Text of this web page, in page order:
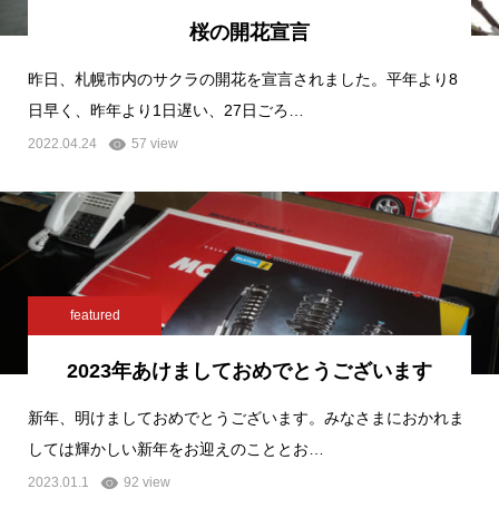
桜の開花宣言
昨日、札幌市内のサクラの開花を宣言されました。平年より8
日早く、昨年より1日遅い、27日ごろ…
2022.04.24 57 view
featured
2023年あけましておめでとうございます
新年、明けましておめでとうございます。みなさまにおかれま
しては輝かしい新年をお迎えのこととお…
2023.01.1 92 view